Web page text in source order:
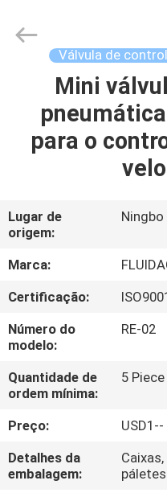
CASA
PRODUTOS
SOBRE
NÓS
EXCURSÃO
DA
FÁBRICA
CONTROLE
DA
QUALIDADE
FLUID
AUTOMATIC
Válvula de
Mini
para o
Lugar de
origem:
Marca:
Certificação:
Número do
modelo:
RE-02
Quantidade de
ordem mínima:
5 Piece
Preço:
USD1--
Detalhes da
embalagem:
páletes